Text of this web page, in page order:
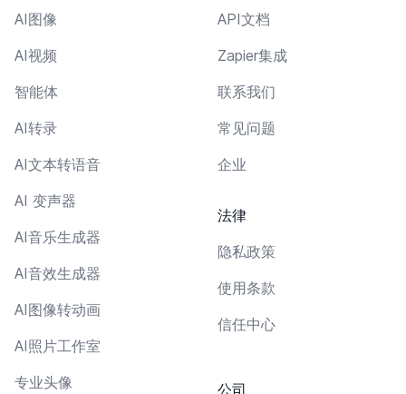
AI图像
AI视频
智能体
AI转录
AI文本转语音
AI 变声器
AI音乐生成器
AI音效生成器
AI图像转动画
AI照片工作室
专业头像
API文档
Zapier集成
联系我们
常见问题
企业
法律
隐私政策
使用条款
信任中心
公司